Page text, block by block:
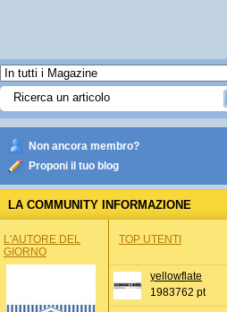
Non ancora membro?
Proponi il tuo blog
LA COMMUNITY INFORMAZIONE
REGIONALE
L'AUTORE DEL
GIORNO
TOP UTENTI
yellowflate
1983762 pt